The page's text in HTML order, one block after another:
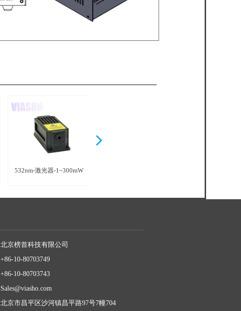
532nm-激光器-1~300mW
넲
北京榜首科技有限公司
+86-10-80703749
+86-10-80703743
Sales@viasho.com
北京市昌平区沙河镇昌平路97号7幢704